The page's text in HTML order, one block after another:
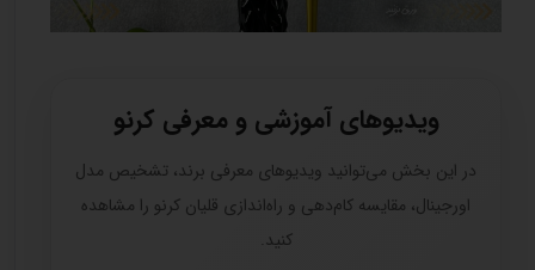
ویدیوهای آموزشی و معرفی کرنو
در این بخش می‌توانید ویدیوهای معرفی برند، تشخیص مدل
اورجینال، مقایسه کام‌دهی و راه‌اندازی قلیان کرنو را مشاهده
کنید.